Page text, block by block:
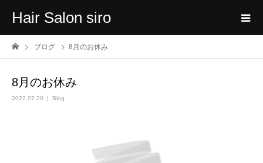
Hair Salon siro
ブログ 8月のお休み
8月のお休み
2022.07.20 Blog